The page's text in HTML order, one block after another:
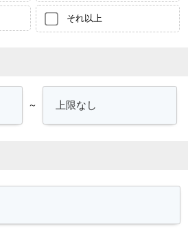
それ以上
～